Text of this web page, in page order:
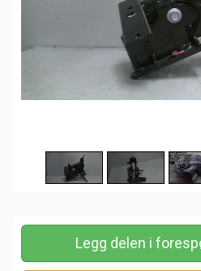
Legg delen i